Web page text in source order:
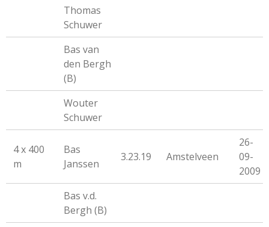
Thomas
Schuwer
Bas van
den Bergh
(B)
Wouter
Schuwer
4 x 400
m
Bas
Janssen
3.23.19 Amstelveen
26-
09-
2009
Bas v.d.
Bergh (B)